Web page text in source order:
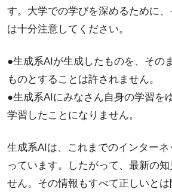
す。大学での学びを深めるために
は十分注意してください。
●生成系AIが生成したものを、その
ものとすることは許されません。
●生成系AIにみなさん自身の学習を
学習したことになりません。
生成系AIは、これまでのインター
っています。したがって、最新の
せん。その情報もすべて正しいと